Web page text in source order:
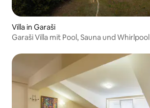
Villa in Garaši
Garaši Villa mit Pool, Sauna und Whirlpool